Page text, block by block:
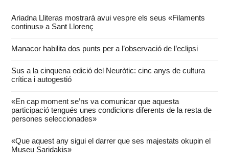
Ariadna Lliteras mostrarà avui vespre els seus «Filaments
continus» a Sant Llorenç
Manacor habilita dos punts per a l’observació de l’eclipsi
Sus a la cinquena edició del Neuròtic: cinc anys de cultura
crítica i autogestió
«En cap moment se’ns va comunicar que aquesta
participació tengués unes condicions diferents de la resta de
persones seleccionades»
«Que aquest any sigui el darrer que ses majestats okupin el
Museu Saridakis»